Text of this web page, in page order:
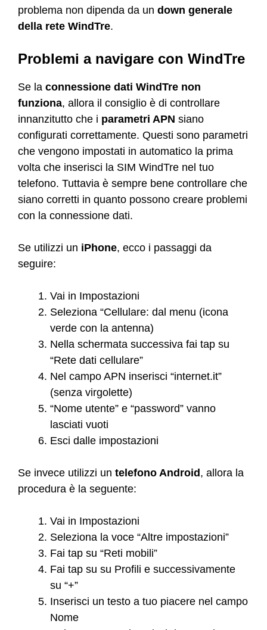
problema non dipenda da un down generale
della rete WindTre.
Problemi a navigare con WindTre
Se la connessione dati WindTre non
funziona, allora il consiglio è di controllare
innanzitutto che i parametri APN siano
configurati correttamente. Questi sono parametri
che vengono impostati in automatico la prima
volta che inserisci la SIM WindTre nel tuo
telefono. Tuttavia è sempre bene controllare che
siano corretti in quanto possono creare problemi
con la connessione dati.
Se utilizzi un iPhone, ecco i passaggi da
seguire:
Vai in Impostazioni
Seleziona “Cellulare: dal menu (icona
verde con la antenna)
Nella schermata successiva fai tap su
“Rete dati cellulare”
Nel campo APN inserisci “internet.it”
(senza virgolette)
“Nome utente” e “password” vanno
lasciati vuoti
Esci dalle impostazioni
Se invece utilizzi un telefono Android, allora la
procedura è la seguente:
Vai in Impostazioni
Seleziona la voce “Altre impostazioni”
Fai tap su “Reti mobili”
Fai tap su su Profili e successivamente
su “+”
Inserisci un testo a tuo piacere nel campo
Nome